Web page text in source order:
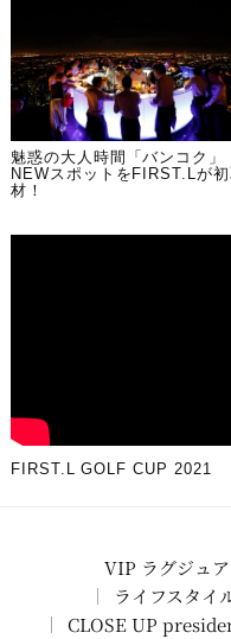
魅惑の大人時間「バンコク」
NEWスポットをFIRST.Lが初
材！
FIRST.L GOLF CUP 2021
VIP ラグジュ
ライフスタイ
CLOSE UP